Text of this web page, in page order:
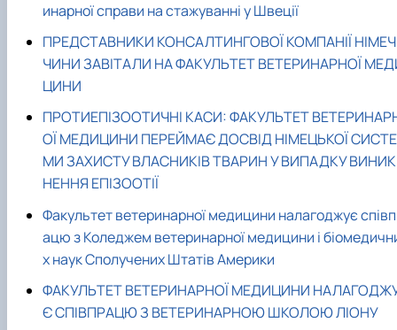
инарної справи на стажуванні у Швеції
ПРЕДСТАВНИКИ КОНСАЛТИНГОВОЇ КОМПАНІЇ НІМЕЧ
ЧИНИ ЗАВІТАЛИ НА ФАКУЛЬТЕТ ВЕТЕРИНАРНОЇ
ЦИНИ
ПРОТИЕПІЗООТИЧНІ КАСИ: ФАКУЛЬТЕТ
ОЇ МЕДИЦИНИ ПЕРЕЙМАЄ ДОСВІД НІМЕЦЬКОЇ СИСТЕ
МИ ЗАХИСТУ ВЛАСНИКІВ ТВАРИН У ВИПАДКУ ВИНИК
НЕННЯ ЕПІЗООТІЇ
Факультет ветеринарної медицини налагоджує
ацю з Коледжем ветеринарної медицини і
х наук Сполучених Штатів Америки
ФАКУЛЬТЕТ ВЕТЕРИНАРНОЇ МЕДИЦИНИ
Є СПІВПРАЦЮ З ВЕТЕРИНАРНОЮ ШКОЛОЮ ЛІОНУ